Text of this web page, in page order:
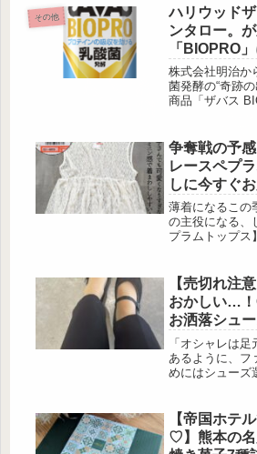
てください。透
ト リップモン
ド」 出典:beautyまとめ 「ケイト リ
ップモンスター
は、透明感発色
リップコスメ。
げることができ
その他
ハリウッド
ンタロー。
「BIOPRO
BIOPRO ヨ
リング
株式会社明治か
菌発酵の“奇跡
商品「ザバス
ペースで行われ
トの様子 […]
争奪戦の予
レースペプ
しに今すぐお
薄着になるこの
の主役になる、
プラムトップス
じっくりご紹介
ースのペプラム
典:marino12131 細やかなレースは、
近くで見ると小
だわりの一枚
で、お袖は二の
見せてくれるフ
チクチクしない
【売切れ注
おかしい…
お洒落シュ
「オシャレは
あるように、フ
めにはシューズ
で、トレンドを
トが完成します
GUから高見え
【帝国ホテ
♡】熊本の